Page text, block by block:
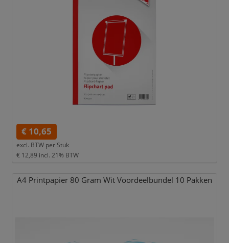
€ 10,65
excl. BTW per Stuk
€ 12,89 incl. 21% BTW
A4 Printpapier 80 Gram Wit Voordeelbundel 10 Pakken